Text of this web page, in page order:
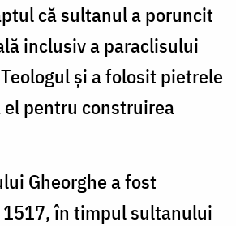
că sultanul a poruncit
inclusiv a paraclisului
şi a folosit pietrele
pentru construirea
Gheorghe a fost
în timpul sultanului